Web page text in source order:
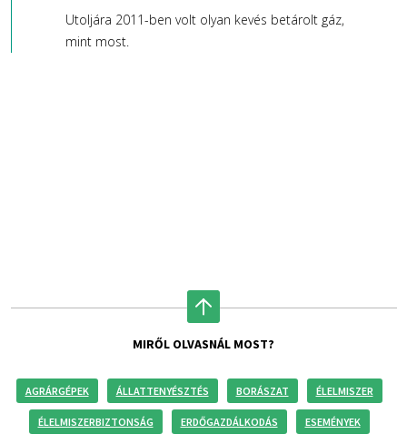
Utoljára 2011-ben volt olyan kevés betárolt gáz,
mint most.
MIRŐL OLVASNÁL MOST?
AGRÁRGÉPEK ÁLLATTENYÉSZTÉS BORÁSZAT ÉLELMISZER
ÉLELMISZERBIZTONSÁG ERDŐGAZDÁLKODÁS ESEMÉNYEK